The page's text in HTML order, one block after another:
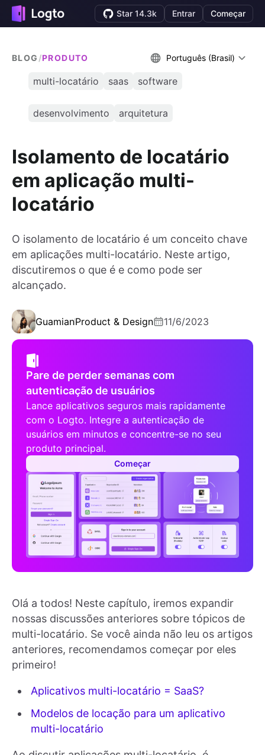
Star 14.3k Entrar Começar
BLOG /PRODUTO Português (Brasil)
multi-locatário saas software
desenvolvimento arquitetura
Isolamento de locatário
em aplicação multi-
locatário
O isolamento de locatário é um conceito chave
em aplicações multi-locatário. Neste artigo,
discutiremos o que é e como pode ser
alcançado.
GuamianProduct & Design 11/6/2023
Pare de perder semanas com
autenticação de usuários
Lance aplicativos seguros mais rapidamente
com o Logto. Integre a autenticação de
usuários em minutos e concentre-se no seu
produto principal.
Começar
Olá a todos! Neste capítulo, iremos expandir
nossas discussões anteriores sobre tópicos de
multi-locatário. Se você ainda não leu os artigos
anteriores, recomendamos começar por eles
primeiro!
Aplicativos multi-locatário = SaaS?
Modelos de locação para um aplicativo
multi-locatário